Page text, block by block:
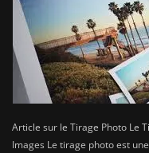
Article sur le Tirage Photo Le
Images Le tirage photo est